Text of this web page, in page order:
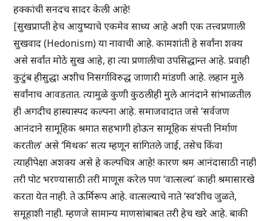
हक्कांची सनदच सादर केली आहे!
[सुखप्राप्ती हेच आयुष्याचे एकमेव साध्य आहे अशी एक तत्त्वप्रणाली
सुखवाद (Hedonism) या नावाची आहे. कामशांती हे सर्वांना शक्य
असे सर्वांत मोठे सुख आहे, हा त्या प्रणालीचा उपसिद्धान्त आहे. प्रवाही
कुटुंब हीसुद्धा अशीच निसर्गाविरुद्ध जाणारी मांडणी आहे. लहान मुले
सर्वांनाच आवडतात. त्यामुळे कुणी कुठलीही मुले आनंदाने सांभाळतील
ही अगदीच हास्यास्पद कल्पना आहे. समाजवादात जसे ‘सर्वजण
आनंदाने सामूहिक श्रमात सहभागी होऊन सामूहिक संपत्ती निर्माण
करतील’ असे ‘मिथक’ सत्य म्हणून सांगितले जाई, तसेच किंवा
त्याहीपेक्षा अशक्य असे हे कल्पचित्र आहे! कारण श्रम आनंदासाठी नाही
तरी पोट भरण्यासाठी तरी माणूस करेल पण ‘वात्सल्य’ काही श्रमासारखे
करता येत नाही. ते ऊर्मिरूप आहे. वात्सल्याचे नाते ‘स्व’शीच जुळते,
समूहाशी नाही. म्हणजे सामान्य माणसांबाबत तरी हेच खरे आहे. बाकी